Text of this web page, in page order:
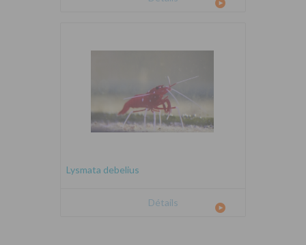
Lysmata debelius
Détails